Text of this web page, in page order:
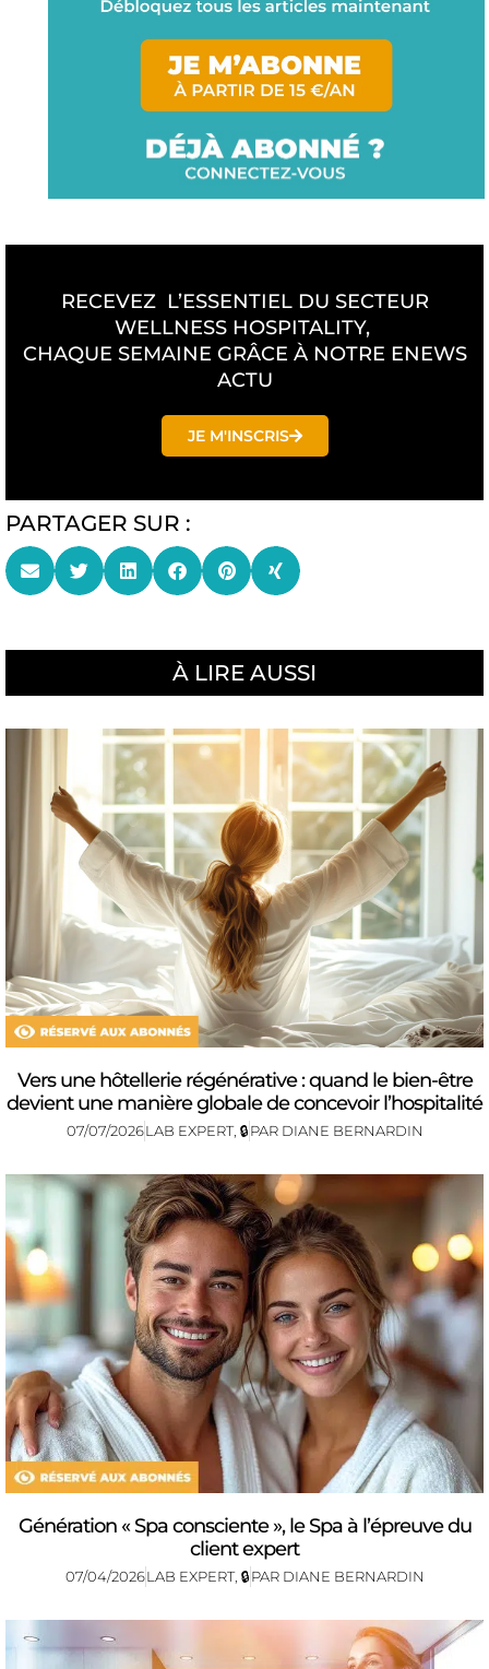
RECEVEZ L’ESSENTIEL DU SECTEUR
WELLNESS HOSPITALITY,
CHAQUE SEMAINE GRÂCE À NOTRE ENEWS
ACTU
JE M'INSCRIS
PARTAGER SUR :
À LIRE AUSSI
Vers une hôtellerie régénérative : quand le bien-être
devient une manière globale de concevoir l’hospitalité
07/07/2026LAB EXPERT, 🔒PAR DIANE BERNARDIN
Génération « Spa consciente », le Spa à l’épreuve du
client expert
07/04/2026LAB EXPERT, 🔒PAR DIANE BERNARDIN